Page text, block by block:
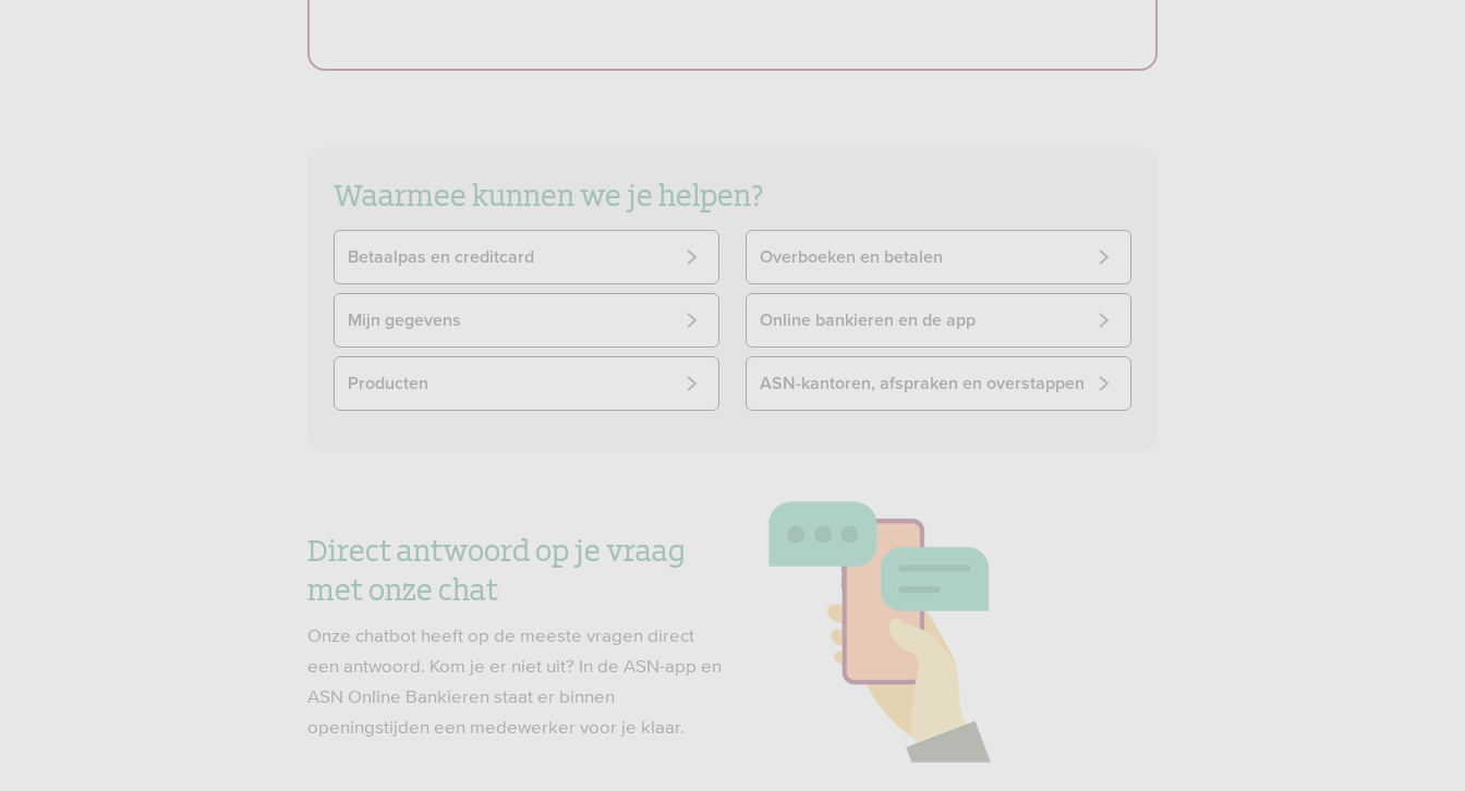
Waarmee kunnen we je helpen?
Betaalpas en creditcard Overboeken en betalen
Mijn gegevens Online bankieren en de app
Producten ASN-kantoren, afspraken en overstappen
Direct antwoord op je vraag
met onze chat
Onze chatbot heeft op de meeste vragen direct
een antwoord. Kom je er niet uit? In de ASN-app en
ASN Online Bankieren staat er binnen
openingstijden een medewerker voor je klaar.